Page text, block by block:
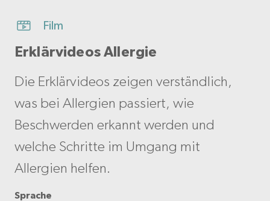
Film
Erklärvideos Allergie
Die Erklärvideos zeigen verständlich,
was bei Allergien passiert, wie
Beschwerden erkannt werden und
welche Schritte im Umgang mit
Allergien helfen.
Sprache